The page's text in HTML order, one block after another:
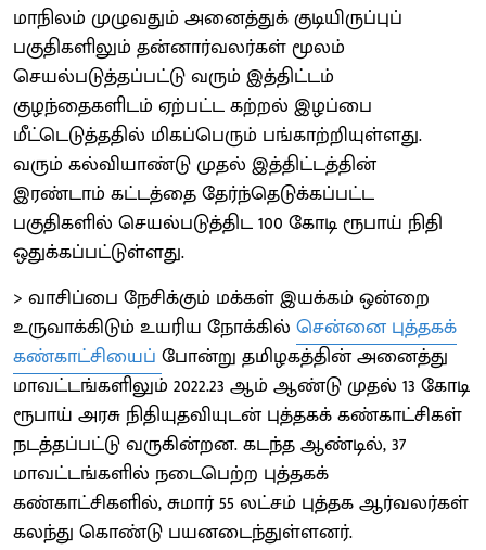
மாநிலம் முழுவதும் அனைத்துக் குடியிருப்புப்
பகுதிகளிலும் தன்னார்வலர்கள் மூலம்
செயல்படுத்தப்பட்டு வரும் இத்திட்டம்
குழந்தைகளிடம் ஏற்பட்ட கற்றல் இழப்பை
மீட்டெடுத்ததில் மிகப்பெரும் பங்காற்றியுள்ளது.
வரும் கல்வியாண்டு முதல் இத்திட்டத்தின்
இரண்டாம் கட்டத்தை தேர்ந்தெடுக்கப்பட்ட
பகுதிகளில் செயல்படுத்திட 100 கோடி ரூபாய் நிதி
ஒதுக்கப்பட்டுள்ளது.
> வாசிப்பை நேசிக்கும் மக்கள் இயக்கம் ஒன்றை
உருவாக்கிடும் உயரிய நோக்கில் சென்னை புத்தகக்
கண்காட்சியைப் போன்று தமிழகத்தின் அனைத்து
மாவட்டங்களிலும் 2022.23 ஆம் ஆண்டு முதல் 13 கோடி
ரூபாய் அரசு நிதியுதவியுடன் புத்தகக் கண்காட்சிகள்
நடத்தப்பட்டு வருகின்றன. கடந்த ஆண்டில், 37
மாவட்டங்களில் நடைபெற்ற புத்தகக்
கண்காட்சிகளில், சுமார் 55 லட்சம் புத்தக ஆர்வலர்கள்
கலந்து கொண்டு பயனடைந்துள்ளனர்.